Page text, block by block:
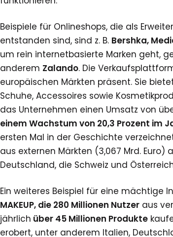
Beispiele für Onlineshops, die als
entstanden sind, sind z. B. Bershka,
um rein internetbasierte Marken geht,
anderem Zalando. Die
europäischen Märkten präsent. Sie
Schuhe, Accessoires sowie
das Unternehmen einen Umsatz von
einem Wachstum von 20,3 Prozent im
ersten Mal in der Geschichte
aus externen Märkten (3,067 Mrd. Euro)
Deutschland, die Schweiz und
Ein weiteres Beispiel für eine mächtige
MAKEUP, die 280 Millionen Nutzer aus
jährlich über 45 Millionen Produkte
erobert, unter anderem Italien,